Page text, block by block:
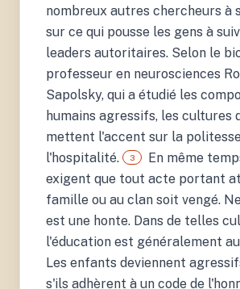
nombreux autres chercheurs à
sur ce qui pousse les gens à
leaders autoritaires. Selon le
professeur en neurosciences
Sapolsky, qui a étudié les
humains agressifs, les cultures
mettent l'accent sur la
l'hospitalité.
3
3.
Sapolsky, R. (2017).
Behave. The Biology of
Worst. Vintage Books.
En même
exigent que tout acte portant
famille ou au clan soit vengé.
est une honte. Dans de telles
l'éducation est généralement
Les enfants deviennent
s'ils adhèrent à un code de